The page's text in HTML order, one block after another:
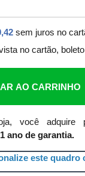
sem juros no
no cartão,
AO CARRINHO
você adquire
ano de garantia.
este quadro